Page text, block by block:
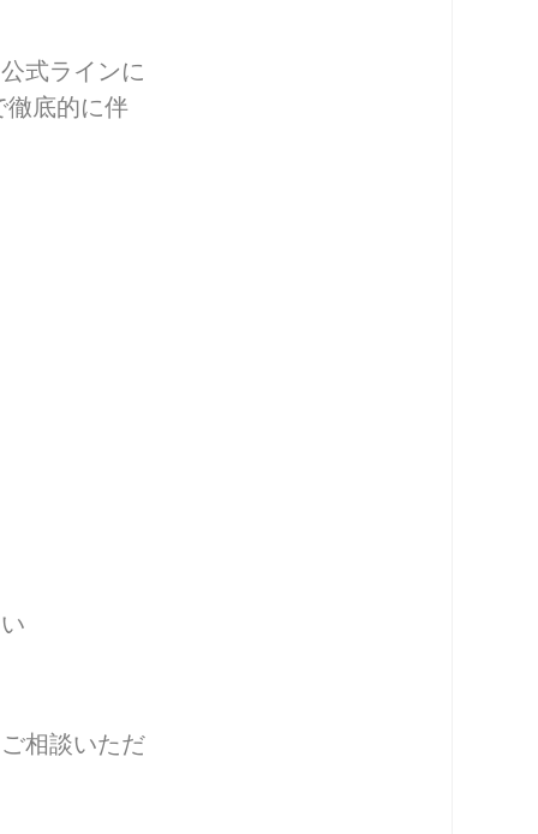
式ラインに
徹底的に伴
相談いただ